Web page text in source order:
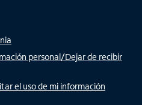
personal/Dejar de recibir
el uso de mi información